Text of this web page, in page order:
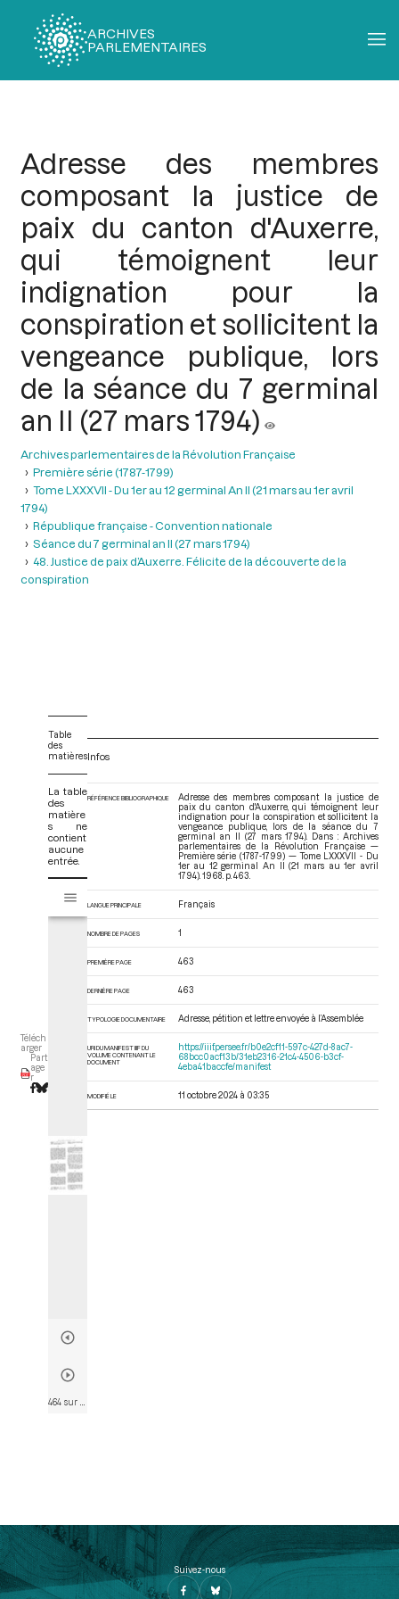
ARCHIVES
PARLEMENTAIRES
Adresse des membres
composant la justice de
paix du canton d'Auxerre,
qui témoignent leur
indignation pour la
conspiration et sollicitent la
vengeance publique, lors
de la séance du 7 germinal
an II (27 mars 1794)
Archives parlementaires de la Révolution Française
Première série (1787-1799)
Tome LXXXVII - Du 1er au 12 germinal An II (21 mars au 1er avril
1794)
République française - Convention nationale
Séance du 7 germinal an II (27 mars 1794)
48. Justice de paix d’Auxerre. Félicite de la découverte de la
conspiration
Téléch
arger
Part
age
r
Table
des
matières
La table
des
matière
s ne
contient
aucune
entrée.
s
i
d
o
r
Infos
RÉFÉRENCE BIBLIOGRAPHIQUE
Adresse des membres composant la justice de
paix du canton d'Auxerre, qui témoignent leur
indignation pour la conspiration et sollicitent la
vengeance publique, lors de la séance du 7
germinal an II (27 mars 1794). Dans : Archives
parlementaires de la Révolution Française —
Première série (1787-1799) — Tome LXXXVII - Du
1er au 12 germinal An II (21 mars au 1er avril
1794). 1968. p. 463.
LANGUE PRINCIPALE Français
NOMBRE DE PAGES 1
PREMIÈRE PAGE 463
DERNIÈRE PAGE 463
TYPOLOGIE DOCUMENTAIRE Adresse, pétition et lettre envoyée à l’Assemblée
URI DU MANIFEST IIIF DU
VOLUME CONTENANT LE
DOCUMENT
https://iiif.persee.fr/b0e2cf11-597c-427d-8ac7-
68bcc0acf13b/31eb2316-21c4-4506-b3cf-
4eba41baccfe/manifest
MODIFIÉ LE 11 octobre 2024 à 03:35
Suivez-nous